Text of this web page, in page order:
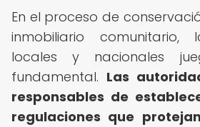
En el proceso de
inmobiliario comunitario,
locales y nacionales
fundamental. Las
responsables de
regulaciones que